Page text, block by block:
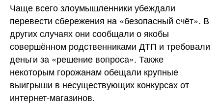
Чаще всего злоумышленники убеждали
перевести сбережения на «безопасный счёт». В
других случаях они сообщали о якобы
совершённом родственниками ДТП и требовали
деньги за «решение вопроса». Также
некоторым горожанам обещали крупные
выигрыши в несуществующих конкурсах от
интернет-магазинов.